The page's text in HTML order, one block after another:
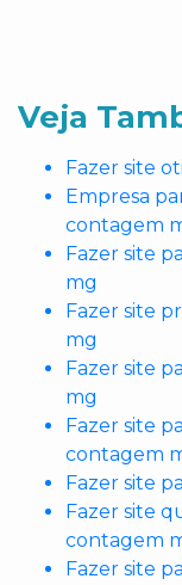
Veja
Fazer site
Empresa
contagem
Fazer site
mg
Fazer site
mg
Fazer site
mg
Fazer site
contagem
Fazer site
Fazer site
contagem
Fazer site